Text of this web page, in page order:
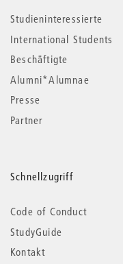
Studieninteressierte
International Students
Beschäftigte
Alumni*Alumnae
Presse
Partner
Schnellzugriff
Code of Conduct
StudyGuide
Kontakt